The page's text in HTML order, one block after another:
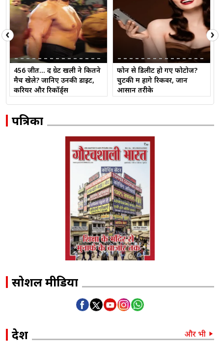
456 जीत… द ग्रेट खली ने कितने
मैच खेले? जानिए उनकी डाइट,
करियर और रिकॉर्ड्स
फोन से डिलीट हो गए फोटोज?
चुटकी में होंगे रिकवर, जानें
आसान तरीके
‹ ›
पत्रिका
सोशल मीडिया
देश और भी